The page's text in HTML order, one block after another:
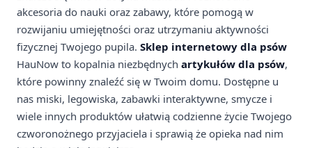
akcesoria do nauki oraz zabawy, które pomogą w
rozwijaniu umiejętności oraz utrzymaniu aktywności
fizycznej Twojego pupila. Sklep internetowy dla psów
HauNow to kopalnia niezbędnych artykułów dla psów,
które powinny znaleźć się w Twoim domu. Dostępne u
nas miski, legowiska, zabawki interaktywne, smycze i
wiele innych produktów ułatwią codzienne życie Twojego
czworonożnego przyjaciela i sprawią że opieka nad nim